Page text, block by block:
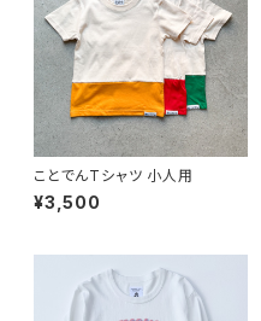
ことでんTシャツ 小人用
¥3,500